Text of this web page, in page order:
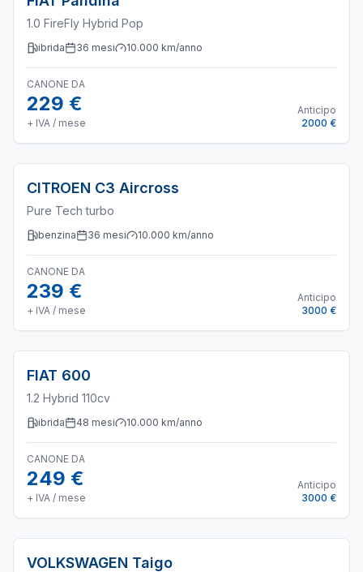
1.0 FireFly Hybrid Pop
ibrida 36 mesi 10.000 km/anno
CANONE DA
229 €
+ IVA / mese
Anticipo
2000 €
CITROEN C3 Aircross
Pure Tech turbo
benzina 36 mesi 10.000 km/anno
CANONE DA
239 €
+ IVA / mese
Anticipo
3000 €
FIAT 600
1.2 Hybrid 110cv
ibrida 48 mesi 10.000 km/anno
CANONE DA
249 €
+ IVA / mese
Anticipo
3000 €
VOLKSWAGEN Taigo